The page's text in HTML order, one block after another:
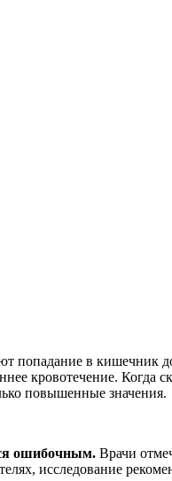
попадание в
кровотечение.
повышенные значения.
ошибочным. Врачи
исследование